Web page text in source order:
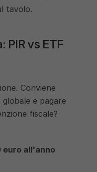
tavolo.
PIR vs ETF
Conviene
e pagare
fiscale?
euro all'anno